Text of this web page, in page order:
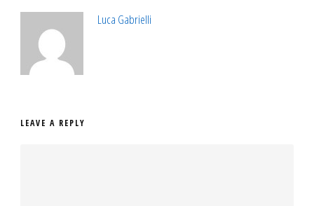
Luca Gabrielli
LEAVE A REPLY